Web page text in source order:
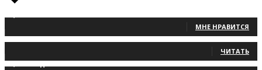
МНЕ НРАВИТСЯ
ЧИТАТЬ